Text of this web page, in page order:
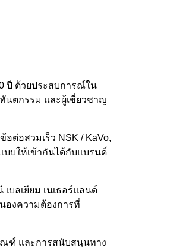
ปี ด้วยประสบการณ์ใน
นตกรรม และผู้เชี่ยวชาญ
ต่อสวมเร็ว NSK / KaVo,
บบให้เข้ากันได้กับแบรนด์
บลเยียม เนเธอร์แลนด์
องความต้องการที่
ณฑ์ และการสนับสนุนทาง